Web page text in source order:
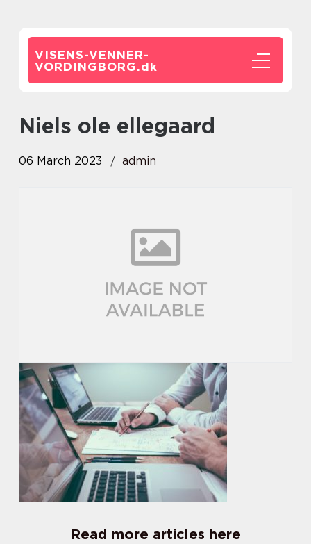
VISENS-VENNER-
VORDINGBORG.dk
niels ole ellegaard
06 March 2023 admin
Read more articles here